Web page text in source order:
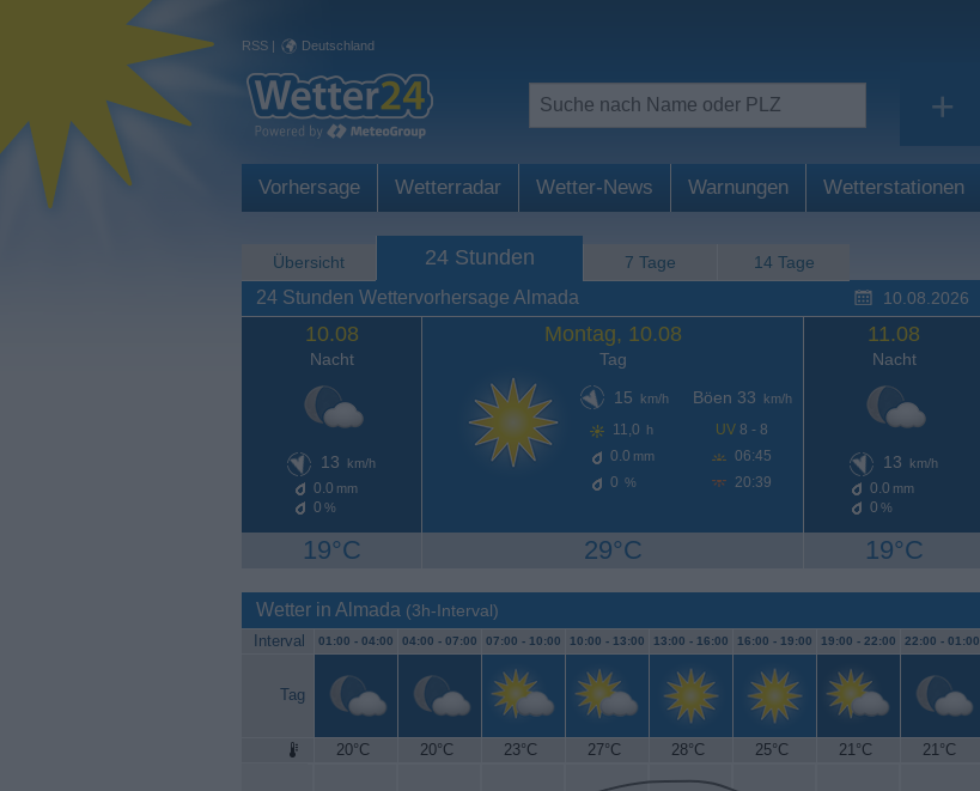
RSS | Deutschland
+
Vorhersage Wetterradar Wetter-News Warnungen Wetterstationen
Übersicht 24 Stunden 7 Tage 14 Tage
24 Stunden Wettervorhersage Almada 10.08.2026
10.08
Nacht
13 km/h
0.0 mm
0 %
19°C
Montag, 10.08
Tag
15
km/h
11,0 h
0.0 mm
0 %
Böen 33 km/h
UV 8 - 8
06:45
20:39
29°C
11.08
Nacht
13 km/h
0.0 mm
0 %
19°C
Wetter in Almada (3h-Interval)
Interval 01:00 - 04:00 04:00 - 07:00 07:00 - 10:00 10:00 - 13:00 13:00 - 16:00 16:00 - 19:00 19:00 - 22:00 22:00 - 01:00
Tag
20°C 20°C 23°C 27°C 28°C 25°C 21°C 21°C
30°C